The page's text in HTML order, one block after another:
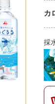
カ
採